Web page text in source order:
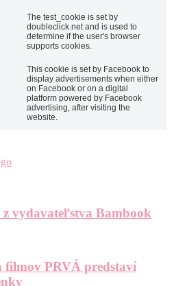
The test_cookie is set by
doubleclick.net and is used to
determine if the user's browser
supports cookies.
This cookie is set by Facebook to
display advertisements when either
on Facebook or on a digital
platform powered by Facebook
advertising, after visiting the
website.
vydavateľstva Bambook
filmov PRVÁ predstaví